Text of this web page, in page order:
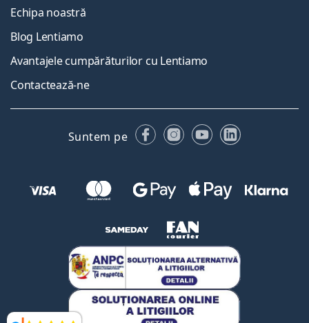
Echipa noastră
Blog Lentiamo
Avantajele cumpărăturilor cu Lentiamo
Contactează-ne
Suntem pe FacebookInstagram
YouTubeLinkedIn